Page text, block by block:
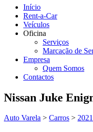
Início
Rent-a-Car
Veículos
Oficina
Serviços
Marcação de
Empresa
Quem Somos
Contactos
Nissan Juke
Auto Varela > Carros > 2021